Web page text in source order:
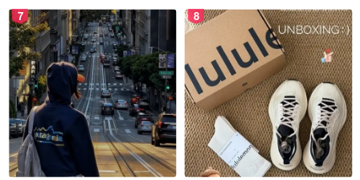
北美春天去哪玩
7 8